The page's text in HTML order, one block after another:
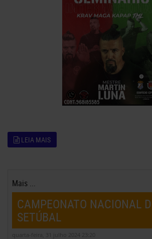
LEIA MAIS
Mais ...
CAMPEONATO NACIONAL
SETÚBAL
quarta-feira, 31 julho 2024 23:20